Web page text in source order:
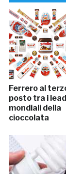
Ferrero al
posto tra i
mondiali della
cioccolata